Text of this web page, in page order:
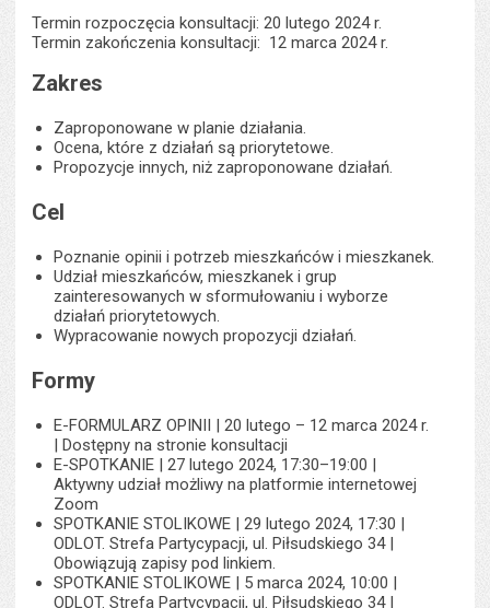
Termin rozpoczęcia konsultacji: 20 lutego 2024 r.
Termin zakończenia konsultacji: 12 marca 2024 r.
Zakres
Zaproponowane w planie działania.
Ocena, które z działań są priorytetowe.
Propozycje innych, niż zaproponowane działań.
Cel
Poznanie opinii i potrzeb mieszkańców i mieszkanek.
Udział mieszkańców, mieszkanek i grup
zainteresowanych w sformułowaniu i wyborze
działań priorytetowych.
Wypracowanie nowych propozycji działań.
Formy
E-FORMULARZ OPINII | 20 lutego – 12 marca 2024 r.
| Dostępny na stronie konsultacji
E-SPOTKANIE | 27 lutego 2024, 17:30–19:00 |
Aktywny udział możliwy na platformie internetowej
Zoom
SPOTKANIE STOLIKOWE | 29 lutego 2024, 17:30 |
ODLOT. Strefa Partycypacji, ul. Piłsudskiego 34 |
Obowiązują zapisy pod linkiem.
SPOTKANIE STOLIKOWE | 5 marca 2024, 10:00 |
ODLOT. Strefa Partycypacji, ul. Piłsudskiego 34 |